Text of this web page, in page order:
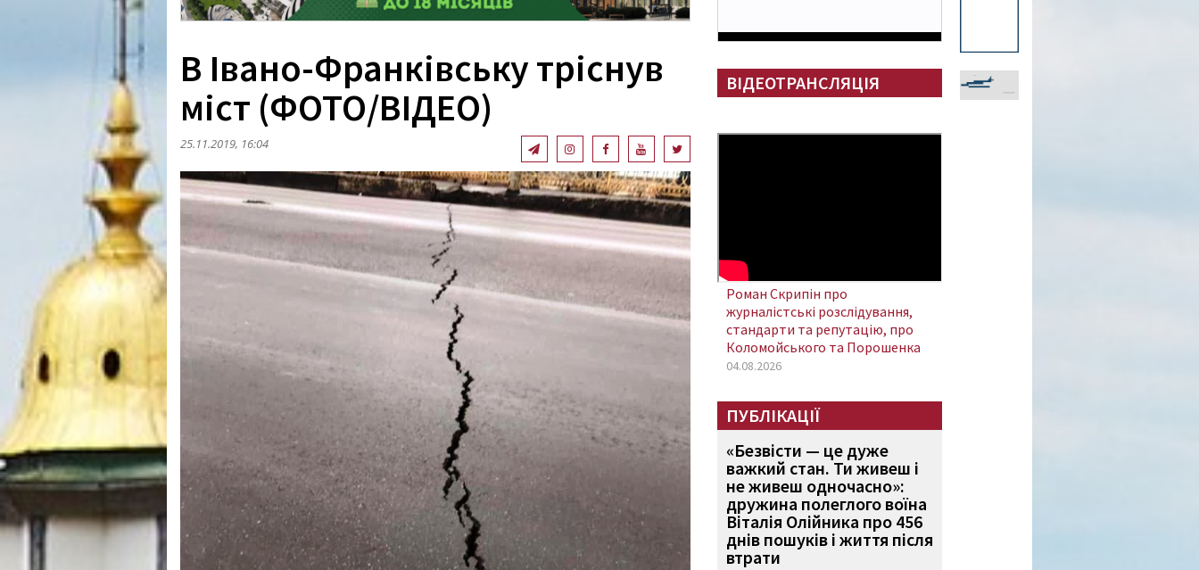
В Івано-Франківську тріснув
міст (ФОТО/ВІДЕО)
25.11.2019, 16:04
ВІДЕОТРАНСЛЯЦІЯ
Роман Скрипін про
журналістські розслідування,
стандарти та репутацію, про
Коломойського та Порошенка
04.08.2026
ПУБЛІКАЦІЇ
«Безвісти — це дуже
важкий стан. Ти живеш і
не живеш одночасно»:
дружина полеглого воїна
Віталія Олійника про 456
днів пошуків і життя після
втрати